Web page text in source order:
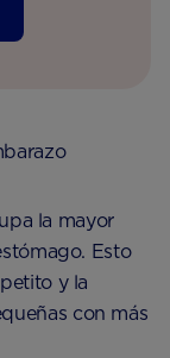
la mayor
Esto
y la
con más